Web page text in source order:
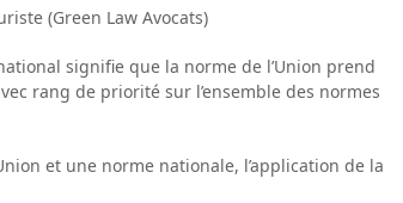
(Green Law Avocats)
signifie que la norme de l’Union prend
rang de priorité sur l’ensemble des normes
et une norme nationale, l’application de la